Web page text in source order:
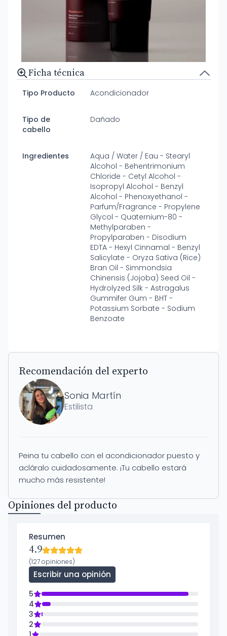
Ficha técnica
Tipo Producto Acondicionador
Tipo de
cabello
Dañado
Ingredientes
Aqua / Water / Eau - Stearyl
Alcohol - Behentrimonium
Chloride - Cetyl Alcohol -
Isopropyl Alcohol - Benzyl
Alcohol - Phenoxyethanol -
Parfum/Fragrance - Propylene
Glycol - Quaternium-80 -
Methylparaben -
Propylparaben - Disodium
EDTA - Hexyl Cinnamal - Benzyl
Salicylate - Oryza Sativa (Rice)
Bran Oil - Simmondsia
Chinensis (Jojoba) Seed Oil -
Hydrolyzed Silk - Astragalus
Gummifer Gum - BHT -
Potassium Sorbate - Sodium
Benzoate
Recomendación del experto
Sonia Martín
Estilista
Peina tu cabello con el acondicionador puesto y
acláralo cuidadosamente. ¡Tu cabello estará
mucho más resistente!
Opiniones del producto
Resumen
4.9
(127 opiniones)
Escribir una opinión
5
4
3
2